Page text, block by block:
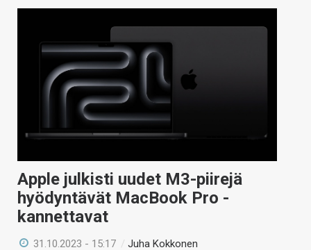
Apple julkisti uudet M3-piirejä
hyödyntävät MacBook Pro -
kannettavat
31.10.2023 - 15:17 /Juha Kokkonen